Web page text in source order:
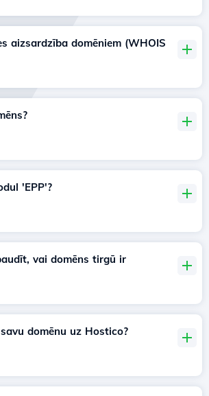
aizsardzība domēniem (WHOIS
'EPP'?
vai domēns tirgū ir
domēnu uz Hostico?